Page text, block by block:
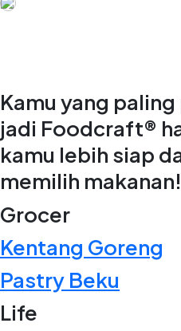
Kamu yang
jadi Foodcraft®
kamu lebih siap
memilih makanan!
Grocer
Kentang Goreng
Pastry Beku
Life